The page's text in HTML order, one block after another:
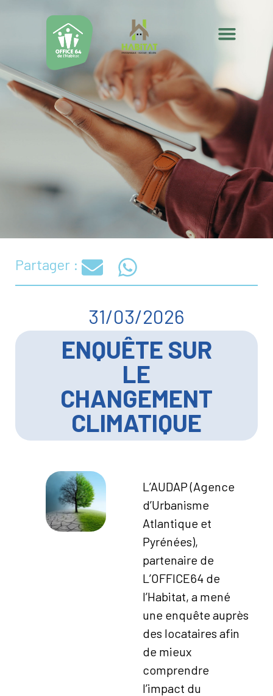
Partager :
31/03/2026
ENQUÊTE SUR
LE
CHANGEMENT
CLIMATIQUE
L’AUDAP (Agence
d’Urbanisme
Atlantique et
Pyrénées),
partenaire de
L’OFFICE64 de
l’Habitat, a mené
une enquête auprès
des locataires afin
de mieux
comprendre
l’impact du